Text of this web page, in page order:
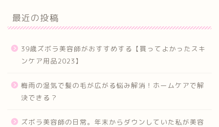
最近の投稿
39歳ズボラ美容師がおすすめする【買ってよかったスキ
ンケア用品2023】
梅雨の湿気で髪の毛が広がる悩み解消！ホームケアで解
決できる？
ズボラ美容師の日常。年末からダウンしていた私が美容